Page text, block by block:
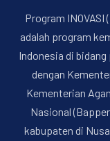
Program
adalah program
Indonesia di bidang
dengan
Kementerian
Nasional
kabupaten di
PREVIOUS